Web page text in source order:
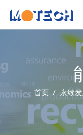
首页 永续